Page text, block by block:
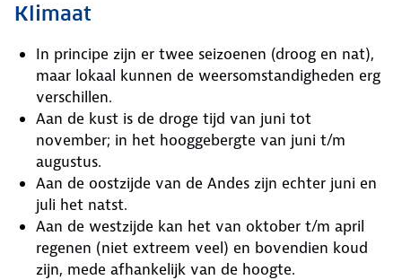
Klimaat
In principe zijn er twee seizoenen (droog en nat),
maar lokaal kunnen de weersomstandigheden erg
verschillen.
Aan de kust is de droge tijd van juni tot
november; in het hooggebergte van juni t/m
augustus.
Aan de oostzijde van de Andes zijn echter juni en
juli het natst.
Aan de westzijde kan het van oktober t/m april
regenen (niet extreem veel) en bovendien koud
zijn, mede afhankelijk van de hoogte.